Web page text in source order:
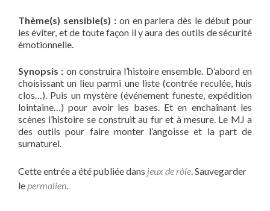
Thème(s) sensible(s) :on en parlera dès le début pour
les éviter, et de toute façon il y aura des outils de sécurité
émotionnelle.
Synopsis : on construira l’histoire ensemble. D’abord en
choisissant un lieu parmi une liste (contrée reculée, huis
clos…). Puis un mystère (événement funeste, expédition
lointaine…) pour avoir les bases. Et en enchaînant les
scènes l’histoire se construit au fur et à mesure. Le MJ a
des outils pour faire monter l’angoisse et la part de
surnaturel.
Cette entrée a été publiée dans jeux de rôle. Sauvegarder
lepermalien.